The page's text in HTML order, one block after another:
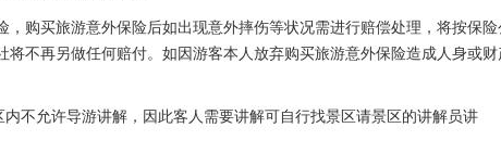
购买旅游意外保险后如出现意外摔伤等状况需进行赔偿处理，将按保险
不再另做任何赔付。如因游客本人放弃购买旅游意外保险造成人身或财
不允许导游讲解，因此客人需要讲解可自行找景区请景区的讲解员讲